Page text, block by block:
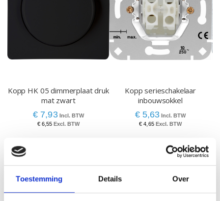
Toestemming Details Over
Kopp HK 05 dimmerplaat druk
mat zwart
€ 7,93
€ 6,55
Kopp serieschakelaar
inbouwsokkel
€ 5,63
€ 4,65